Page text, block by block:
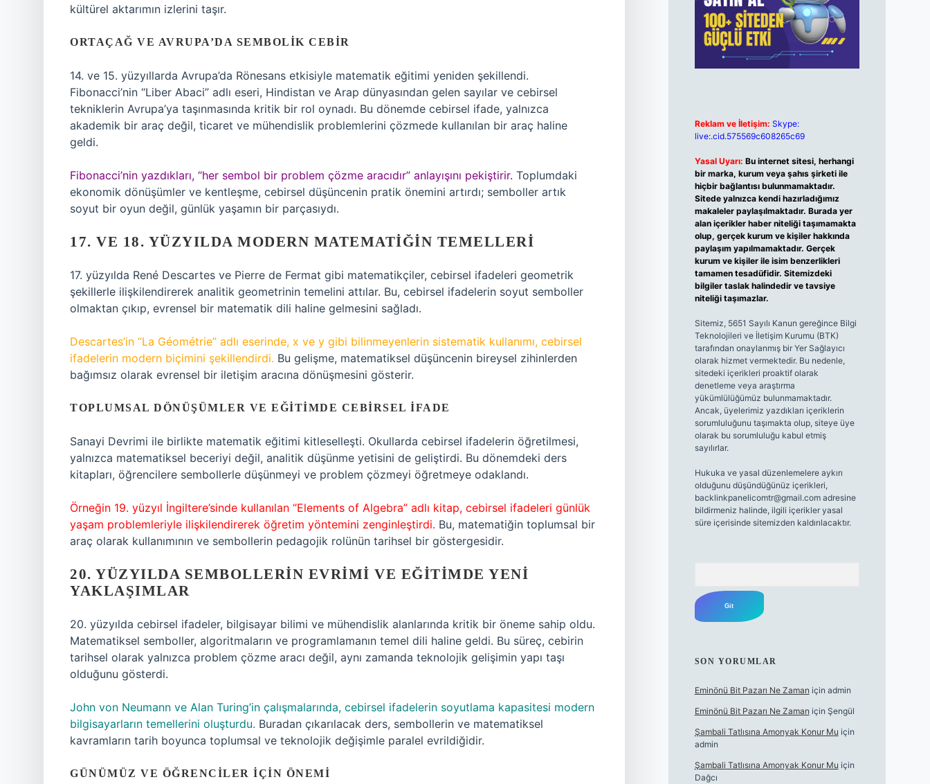
kültürel aktarımın izlerini taşır.
ORTAÇAĞ VE AVRUPA’DA SEMBOLIK CEBIR
14. ve 15. yüzyıllarda Avrupa’da Rönesans etkisiyle matematik eğitimi yeniden şekillendi.
Fibonacci’nin “Liber Abaci” adlı eseri, Hindistan ve Arap dünyasından gelen sayılar ve cebirsel
tekniklerin Avrupa’ya taşınmasında kritik bir rol oynadı. Bu dönemde cebirsel ifade, yalnızca
akademik bir araç değil, ticaret ve mühendislik problemlerini çözmede kullanılan bir araç haline
geldi.
Fibonacci’nin yazdıkları, “her sembol bir problem çözme aracıdır” anlayışını pekiştirir. Toplumdaki
ekonomik dönüşümler ve kentleşme, cebirsel düşüncenin pratik önemini artırdı; semboller artık
soyut bir oyun değil, günlük yaşamın bir parçasıydı.
17. VE 18. YÜZYILDA MODERN MATEMATIĞIN TEMELLERI
17. yüzyılda René Descartes ve Pierre de Fermat gibi matematikçiler, cebirsel ifadeleri geometrik
şekillerle ilişkilendirerek analitik geometrinin temelini attılar. Bu, cebirsel ifadelerin soyut semboller
olmaktan çıkıp, evrensel bir matematik dili haline gelmesini sağladı.
Descartes’in “La Géométrie” adlı eserinde, x ve y gibi bilinmeyenlerin sistematik kullanımı, cebirsel
ifadelerin modern biçimini şekillendirdi. Bu gelişme, matematiksel düşüncenin bireysel zihinlerden
bağımsız olarak evrensel bir iletişim aracına dönüşmesini gösterir.
TOPLUMSAL DÖNÜŞÜMLER VE EĞITIMDE CEBIRSEL İFADE
Sanayi Devrimi ile birlikte matematik eğitimi kitleselleşti. Okullarda cebirsel ifadelerin öğretilmesi,
yalnızca matematiksel beceriyi değil, analitik düşünme yetisini de geliştirdi. Bu dönemdeki ders
kitapları, öğrencilere sembollerle düşünmeyi ve problem çözmeyi öğretmeye odaklandı.
Örneğin 19. yüzyıl İngiltere’sinde kullanılan “Elements of Algebra” adlı kitap, cebirsel ifadeleri günlük
yaşam problemleriyle ilişkilendirerek öğretim yöntemini zenginleştirdi. Bu, matematiğin toplumsal bir
araç olarak kullanımının ve sembollerin pedagojik rolünün tarihsel bir göstergesidir.
20. YÜZYILDA SEMBOLLERIN EVRIMI VE EĞITIMDE YENI
YAKLAŞIMLAR
20. yüzyılda cebirsel ifadeler, bilgisayar bilimi ve mühendislik alanlarında kritik bir öneme sahip oldu.
Matematiksel semboller, algoritmaların ve programlamanın temel dili haline geldi. Bu süreç, cebirin
tarihsel olarak yalnızca problem çözme aracı değil, aynı zamanda teknolojik gelişimin yapı taşı
olduğunu gösterdi.
John von Neumann ve Alan Turing’in çalışmalarında, cebirsel ifadelerin soyutlama kapasitesi modern
bilgisayarların temellerini oluşturdu. Buradan çıkarılacak ders, sembollerin ve matematiksel
kavramların tarih boyunca toplumsal ve teknolojik değişimle paralel evrildiğidir.
GÜNÜMÜZ VE ÖĞRENCILER İÇIN ÖNEMI
Reklam ve İletişim: Skype:
live:.cid.575569c608265c69
Yasal Uyarı: Bu internet sitesi, herhangi
bir marka, kurum veya şahıs şirketi ile
hiçbir bağlantısı bulunmamaktadır.
Sitede yalnızca kendi hazırladığımız
makaleler paylaşılmaktadır. Burada yer
alan içerikler haber niteliği taşımamakta
olup, gerçek kurum ve kişiler hakkında
paylaşım yapılmamaktadır. Gerçek
kurum ve kişiler ile isim benzerlikleri
tamamen tesadüfidir. Sitemizdeki
bilgiler taslak halindedir ve tavsiye
niteliği taşımazlar.
Sitemiz, 5651 Sayılı Kanun gereğince Bilgi
Teknolojileri ve İletişim Kurumu (BTK)
tarafından onaylanmış bir Yer Sağlayıcı
olarak hizmet vermektedir. Bu nedenle,
sitedeki içerikleri proaktif olarak
denetleme veya araştırma
yükümlülüğümüz bulunmamaktadır.
Ancak, üyelerimiz yazdıkları içeriklerin
sorumluluğunu taşımakta olup, siteye üye
olarak bu sorumluluğu kabul etmiş
sayılırlar.
Hukuka ve yasal düzenlemelere aykırı
olduğunu düşündüğünüz içerikleri,
backlinkpanelicomtr@gmail.comadresine
bildirmeniz halinde, ilgili içerikler yasal
süre içerisinde sitemizden kaldırılacaktır.
SON YORUMLAR
Eminönü Bit Pazarı Ne Zaman için admin
Eminönü Bit Pazarı Ne Zaman için Şengül
Şambali Tatlısına Amonyak Konur Mu için
admin
Şambali Tatlısına Amonyak Konur Mu için
Dağcı